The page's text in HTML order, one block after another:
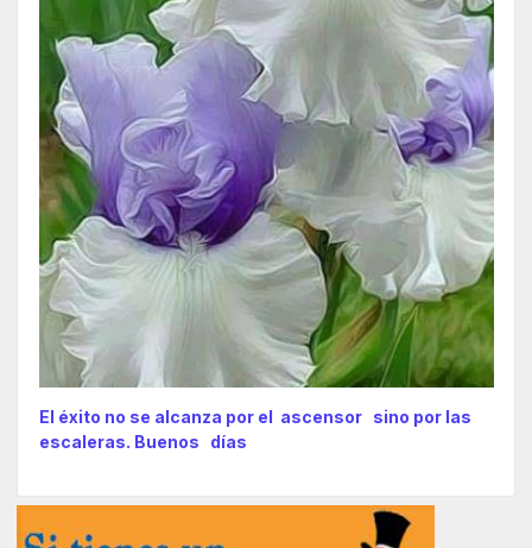
El éxito no se alcanza por el ascensor sino por las
escaleras. Buenos días